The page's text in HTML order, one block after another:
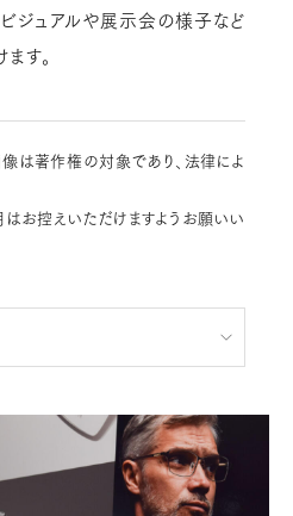
ジュアルや展示会の様子など
す。
は著作権の対象であり、法律によ
お控えいただけますようお願いい